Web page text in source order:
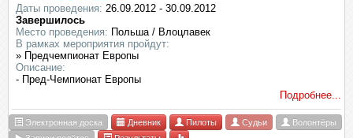
Даты проведения: 26.09.2012 - 30.09.2012
Завершилось
Место проведения: Польша / Влоцлавек
В рамках мероприятия пройдут:
» Предчемпионат Европы
Описание:
- Пред-Чемпионат Европы
Подробнее...
Электронная доска Дневник Пилоты Судьи
Волонтёры